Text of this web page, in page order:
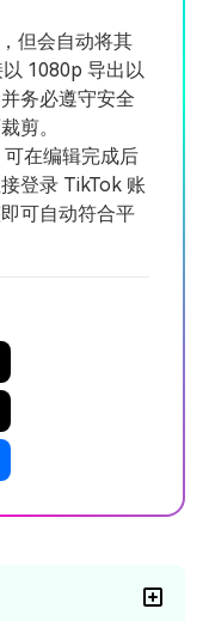
但会自动将其
1080p 导出以
务必遵守安全
剪。
在编辑完成后
登录 TikTok 账
可自动符合平